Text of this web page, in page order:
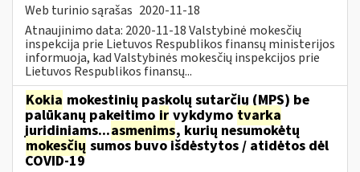
Web turinio sąrašas 2020-11-18
Atnaujinimo data: 2020-11-18 Valstybinė mokesčių
inspekcija prie Lietuvos Respublikos finansų ministerijos
informuoja, kad Valstybinės mokesčių inspekcijos prie
Lietuvos Respublikos finansų...
Kokia mokestinių paskolų sutarčių (MPS) be
palūkanų pakeitimo ir vykdymo tvarka
juridiniams...asmenims, kurių nesumokėtų
mokesčių sumos buvo išdėstytos / atidėtos dėl
COVID-19